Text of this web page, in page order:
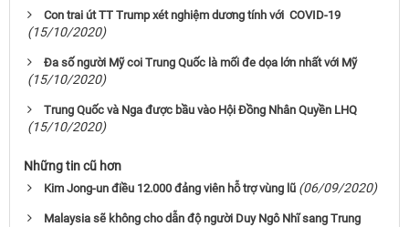
Con trai út TT Trump xét nghiệm dương tính với COVID-19
(15/10/2020)
Đa số người Mỹ coi Trung Quốc là mối đe dọa lớn nhất với Mỹ
(15/10/2020)
Trung Quốc và Nga được bầu vào Hội Đồng Nhân Quyền LHQ
(15/10/2020)
Những tin cũ hơn
Kim Jong-un điều 12.000 đảng viên hỗ trợ vùng lũ (06/09/2020)
Malaysia sẽ không cho dẫn độ người Duy Ngô Nhĩ sang Trung